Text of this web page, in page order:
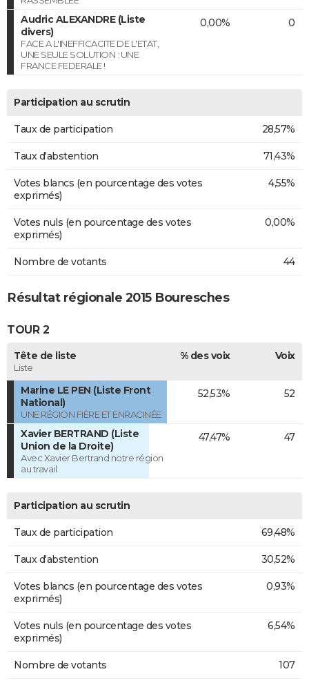
Audric ALEXANDRE (Liste
divers)
FACE A L'INEFFICACITE DE L'ETAT,
UNE SEULE SOLUTION : UNE
FRANCE FEDERALE !
0,00% 0
Participation au scrutin
Taux de participation 28,57%
Taux d'abstention 71,43%
Votes blancs (en pourcentage des votes
exprimés)
4,55%
Votes nuls (en pourcentage des votes
exprimés)
0,00%
Nombre de votants 44
Résultat régionale 2015 Bouresches
TOUR 2
Tête de liste
Liste
% des voix Voix
Marine LE PEN (Liste Front
National)
UNE RÉGION FIÈRE ET ENRACINÉE
52,53% 52
Xavier BERTRAND (Liste
Union de la Droite)
Avec Xavier Bertrand notre région
au travail
47,47% 47
Participation au scrutin
Taux de participation 69,48%
Taux d'abstention 30,52%
Votes blancs (en pourcentage des votes
exprimés)
0,93%
Votes nuls (en pourcentage des votes
exprimés)
6,54%
Nombre de votants 107